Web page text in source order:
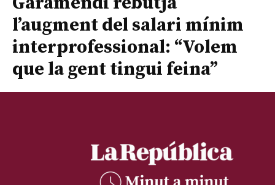
l’augment del salari mínim
interprofessional: “Volem
que la gent tingui feina”